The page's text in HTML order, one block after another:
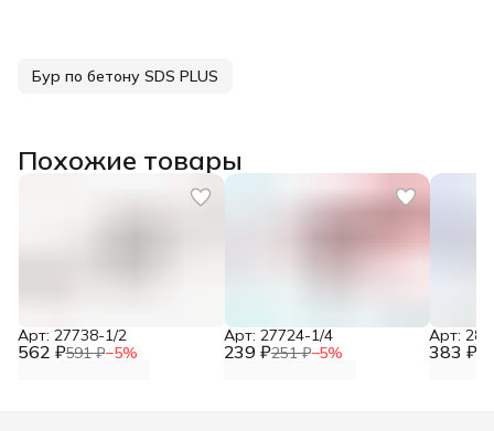
Бур по бетону SDS PLUS
Похожие товары
562 ₽591 ₽−5%
Арт: 27738-1/2
239 ₽251 ₽−5%
Арт: 27724-1/4
383 ₽
Арт: